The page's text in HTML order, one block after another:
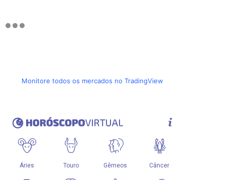
Monitore todos os mercados no TradingView